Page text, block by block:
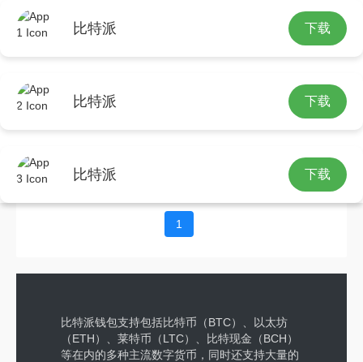
比特派 下载
比特派 下载
比特派 下载
梦想成真：比特派钱包国际版带来的便利
1
比特派钱包支持包括比特币（BTC）、以太坊
（ETH）、莱特币（LTC）、比特现金（BCH）
等在内的多种主流数字货币，同时还支持大量的